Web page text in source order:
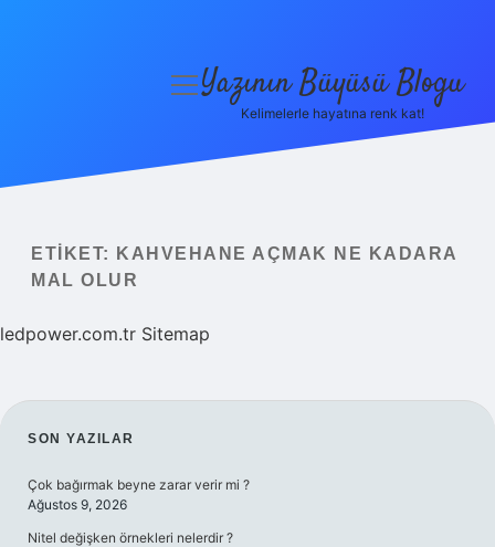
Yasal Uyarı
menüyü
Yazının Büyüsü Blogu
Kelimelerle hayatına renk kat!
ETIKET:
KAHVEHANE AÇMAK NE KADARA
MAL OLUR
ledpower.com.tr Sitemap
SIDEBAR
SON YAZILAR
Çok bağırmak beyne zarar verir mi ?
Ağustos 9, 2026
Nitel değişken örnekleri nelerdir ?